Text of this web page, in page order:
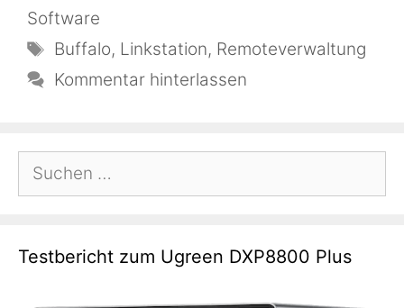
Software
Schlagwörter
Buffalo, Linkstation, Remoteverwaltung
Kommentar hinterlassen
Suchen
nach:
Testbericht zum Ugreen DXP8800 Plus